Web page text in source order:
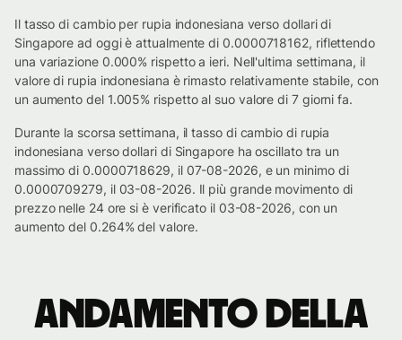
Il tasso di cambio per rupia indonesiana verso dollari di
Singapore ad oggi è attualmente di 0.0000718162, riflettendo
una variazione 0.000% rispetto a ieri. Nell'ultima settimana, il
valore di rupia indonesiana è rimasto relativamente stabile, con
un aumento del 1.005% rispetto al suo valore di 7 giorni fa.
Durante la scorsa settimana, il tasso di cambio di rupia
indonesiana verso dollari di Singapore ha oscillato tra un
massimo di 0.0000718629, il 07-08-2026, e un minimo di
0.0000709279, il 03-08-2026. Il più grande movimento di
prezzo nelle 24 ore si è verificato il 03-08-2026, con un
aumento del 0.264% del valore.
Andamento della